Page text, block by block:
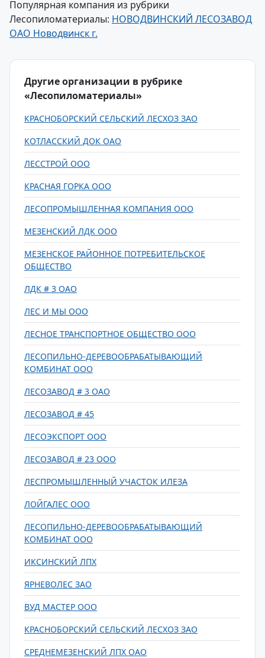
Популярная компания из рубрики
Лесопиломатериалы: НОВОДВИНСКИЙ ЛЕСОЗАВОД
ОАО Новодвинск г.
Другие организации в рубрике
«Лесопиломатериалы»
КРАСНОБОРСКИЙ СЕЛЬСКИЙ ЛЕСХОЗ ЗАО
КОТЛАССКИЙ ДОК ОАО
ЛЕССТРОЙ ООО
КРАСНАЯ ГОРКА ООО
ЛЕСОПРОМЫШЛЕННАЯ КОМПАНИЯ ООО
МЕЗЕНСКИЙ ЛДК ООО
МЕЗЕНСКОЕ РАЙОННОЕ ПОТРЕБИТЕЛЬСКОЕ
ОБЩЕСТВО
ЛДК # 3 ОАО
ЛЕС И МЫ ООО
ЛЕСНОЕ ТРАНСПОРТНОЕ ОБЩЕСТВО ООО
ЛЕСОПИЛЬНО-ДЕРЕВООБРАБАТЫВАЮЩИЙ
КОМБИНАТ ООО
ЛЕСОЗАВОД # 3 ОАО
ЛЕСОЗАВОД # 45
ЛЕСОЭКСПОРТ ООО
ЛЕСОЗАВОД # 23 ООО
ЛЕСПРОМЫШЛЕННЫЙ УЧАСТОК ИЛЕЗА
ЛОЙГАЛЕС ООО
ЛЕСОПИЛЬНО-ДЕРЕВООБРАБАТЫВАЮЩИЙ
КОМБИНАТ ООО
ИКСИНСКИЙ ЛПХ
ЯРНЕВОЛЕС ЗАО
ВУД МАСТЕР ООО
КРАСНОБОРСКИЙ СЕЛЬСКИЙ ЛЕСХОЗ ЗАО
СРЕДНЕМЕЗЕНСКИЙ ЛПХ ОАО